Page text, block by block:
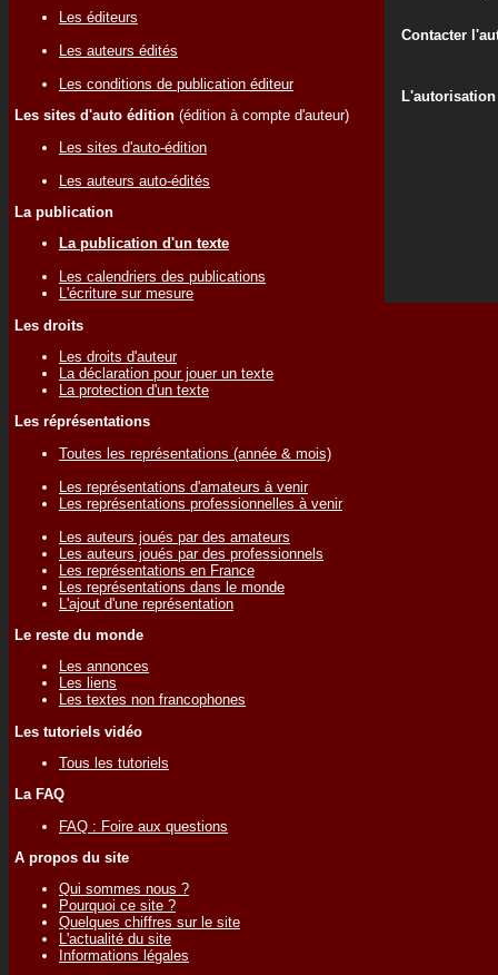
Les éditeurs
Les auteurs édités
Les conditions de publication éditeur
Les sites d'auto édition (édition à compte d'auteur)
Les sites d'auto-édition
Les auteurs auto-édités
La publication
La publication d'un texte
Les calendriers des publications
L'écriture sur mesure
Les droits
Les droits d'auteur
La déclaration pour jouer un texte
La protection d'un texte
Les réprésentations
Toutes les représentations (année & mois)
Les représentations d'amateurs à venir
Les représentations professionnelles à venir
Les auteurs joués par des amateurs
Les auteurs joués par des professionnels
Les représentations en France
Les représentations dans le monde
L'ajout d'une représentation
Le reste du monde
Les annonces
Les liens
Les textes non francophones
Les tutoriels vidéo
Tous les tutoriels
La FAQ
FAQ : Foire aux questions
A propos du site
Qui sommes nous ?
Pourquoi ce site ?
Quelques chiffres sur le site
L'actualité du site
Informations légales
Contacter
L'autorisation